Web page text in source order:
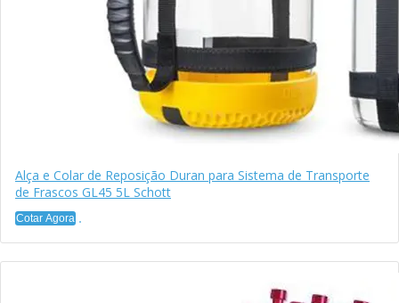
Alça e Colar de Reposição Duran para Sistema de Transporte
de Frascos GL45 5L Schott
Cotar Agora